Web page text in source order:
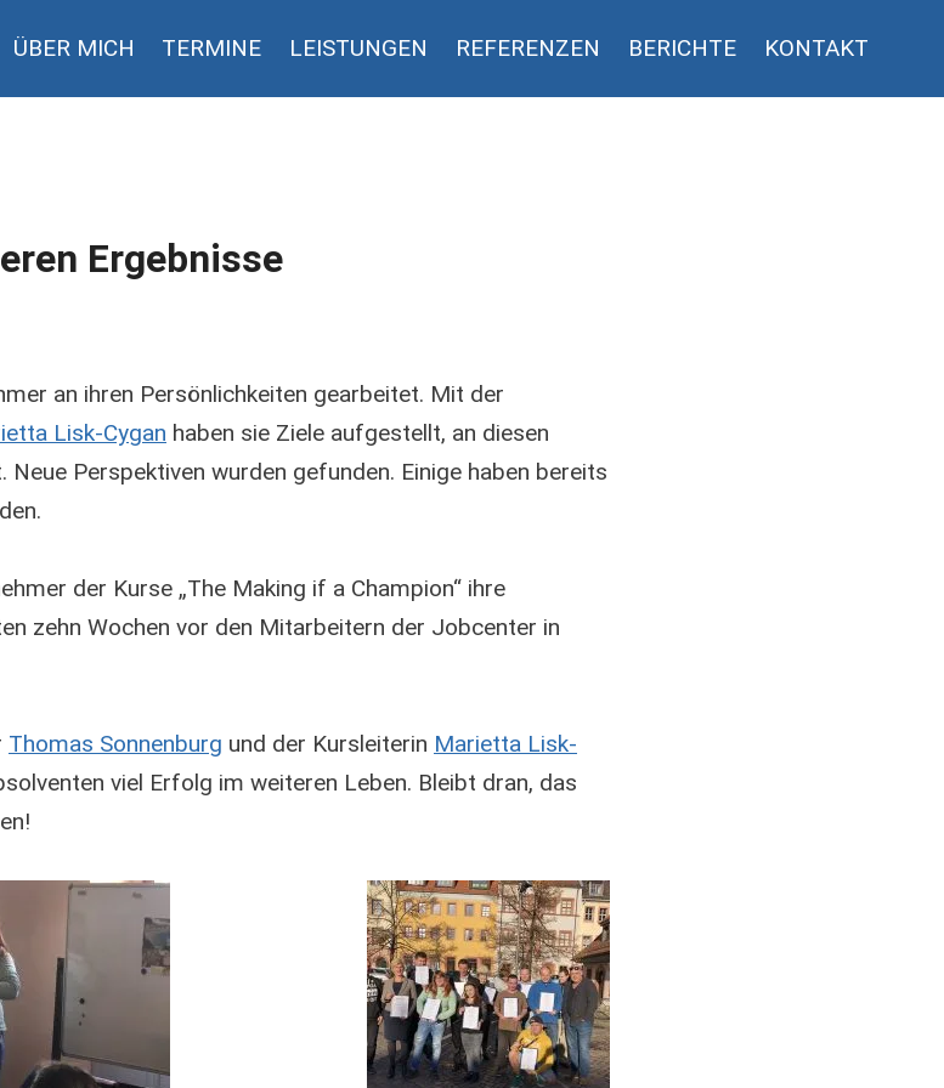
ÜBER MICH TERMINE LEISTUNGEN REFERENZEN BERICHTE KONTAKT
Ergebnisse
an ihren Persönlichkeiten gearbeitet. Mit der
Lisk-Cygan haben sie Ziele aufgestellt, an diesen
Perspektiven wurden gefunden. Einige haben bereits
der Kurse „The Making if a Champion“ ihre
zehn Wochen vor den Mitarbeitern der Jobcenter in
Thomas Sonnenburg und der Kursleiterin Marietta Lisk-
viel Erfolg im weiteren Leben. Bleibt dran, das